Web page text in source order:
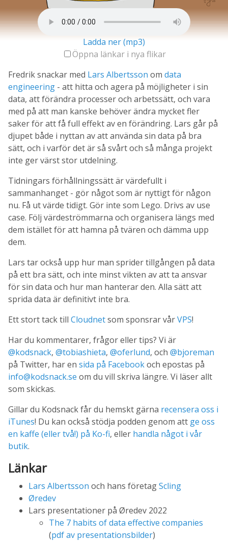
Ladda ner (mp3)
Öppna länkar i nya flikar
Fredrik snackar med Lars Albertsson om data
engineering - att hitta och agera på möjligheter i sin
data, att förändra processer och arbetssätt, och vara
med på att man kanske behöver ändra mycket fler
saker för att få full effekt av en förändring. Lars går på
djupet både i nyttan av att använda sin data på bra
sätt, och i varför det är så svårt och så många projekt
inte ger värst stor utdelning.
Tidningars förhållningssätt är värdefullt i
sammanhanget - gör något som är nyttigt för någon
nu. Få ut värde tidigt. Gör inte som Lego. Drivs av use
case. Följ värdeströmmarna och organisera längs med
dem istället för att hamna på tvären och dämma upp
dem.
Lars tar också upp hur man sprider tillgången på data
på ett bra sätt, och inte minst vikten av att ta ansvar
för sin data och hur man hanterar den. Alla sätt att
sprida data är definitivt inte bra.
Ett stort tack till Cloudnetsom sponsrar vårVPS!
Har du kommentarer, frågor eller tips? Vi är
@kodsnack, @tobiashieta, @oferlund, och @bjoreman
på Twitter, har en sida på Facebookoch epostas på
info@kodsnack.se om du vill skriva längre. Vi läser allt
som skickas.
Gillar du Kodsnack får du hemskt gärna recensera oss i
iTunes! Du kan också stödja podden genom att ge oss
en kaffe (eller två!) på Ko-fi, eller handla något i vår
butik.
Länkar
Lars Albertsson och hans företagScling
Øredev
Lars presentationer på Øredev 2022
The 7 habits of data effective companies
(pdf av presentationsbilder)